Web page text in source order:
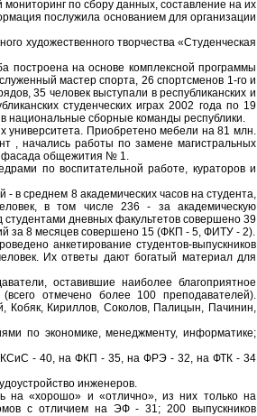
по сбору данных, составление на их
послужила основанием для организации
художественного творчества «Студенческая
построена на основе комплексной программы
мастер спорта, 26 спортсменов 1-го и
35 человек выступали в республиканских и
студенческих играх 2002 года по 19
национальные сборные команды республики.
университета. Приобретено мебели на 81 млн.
, начались работы по замене магистральных
фасада общежития № 1.
по воспитательной работе, кураторов и
в среднем 8 академических часов на студента,
в том числе 236 - за академическую
дневных факультетов совершено 39
за 8 месяцев совершено 15 (ФКП - 5, ФИТУ - 2).
анкетирование студентов-выпускников
Их ответы дают богатый материал для
оставившие наиболее благоприятное
отмечено более 100 преподавателей).
Кобяк, Кириллов, Соколов, Палицын, Пачинин,
по экономике, менеджменту, информатике;
ФКСиС - 40, на ФКП - 35, на ФРЭ - 32, на ФТК - 34
инженеров.
на «хорошо» и «отлично», из них только на
с отличием на ЭФ - 31; 200 выпускников